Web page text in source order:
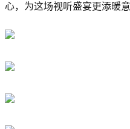
心，为这场视听盛宴更添暖意